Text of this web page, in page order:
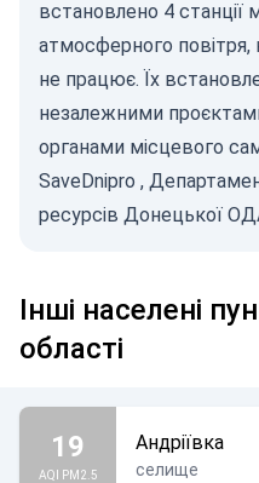
встановлено 4 станції
атмосферного повітря,
не працює. Їх
незалежними
органами місцевого
SaveDnipro ,
ресурсів Донецької
Інші населені
області
19
AQI PM2.5
Андріївка
селище